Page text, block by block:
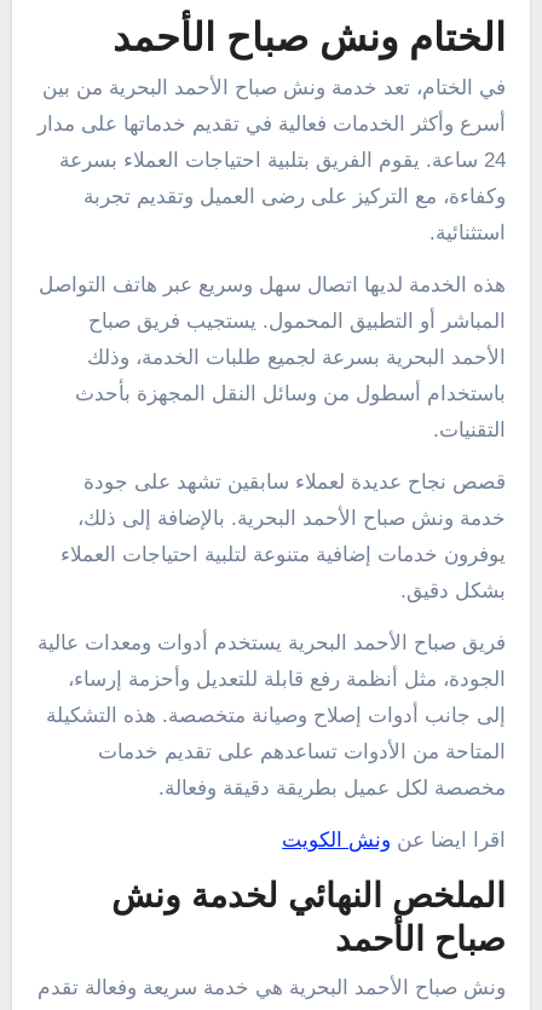
الختام ونش صباح الأحمد
في الختام، تعد خدمة ونش صباح الأحمد البحرية من بين
أسرع وأكثر الخدمات فعالية في تقديم خدماتها على مدار
24 ساعة. يقوم الفريق بتلبية احتياجات العملاء بسرعة
وكفاءة، مع التركيز على رضى العميل وتقديم تجربة
استثنائية.
هذه الخدمة لديها اتصال سهل وسريع عبر هاتف التواصل
المباشر أو التطبيق المحمول. يستجيب فريق صباح
الأحمد البحرية بسرعة لجميع طلبات الخدمة، وذلك
باستخدام أسطول من وسائل النقل المجهزة بأحدث
التقنيات.
قصص نجاح عديدة لعملاء سابقين تشهد على جودة
خدمة ونش صباح الأحمد البحرية. بالإضافة إلى ذلك،
يوفرون خدمات إضافية متنوعة لتلبية احتياجات العملاء
بشكل دقيق.
فريق صباح الأحمد البحرية يستخدم أدوات ومعدات عالية
الجودة، مثل أنظمة رفع قابلة للتعديل وأحزمة إرساء،
إلى جانب أدوات إصلاح وصيانة متخصصة. هذه التشكيلة
المتاحة من الأدوات تساعدهم على تقديم خدمات
مخصصة لكل عميل بطريقة دقيقة وفعالة.
اقرا ايضا عن ونش الكويت
الملخص النهائي لخدمة ونش
صباح الأحمد
ونش صباح الأحمد البحرية هي خدمة سريعة وفعالة تقدم